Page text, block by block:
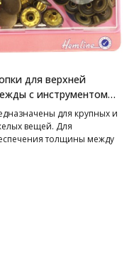
для верхней
с инструментом
установки HEMLINE
для крупных и
вещей. Для
толщины между